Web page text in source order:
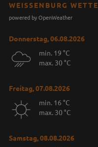
WEISSENBURG WETTER
powered by OpenWeather
Donnerstag, 06.08.2026
min. 19 °C
max. 30 °C
Freitag, 07.08.2026
min. 16 °C
max. 30 °C
Samstag, 08.08.2026